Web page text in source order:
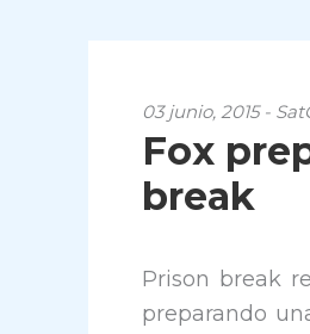
03 junio, 2015 -
Fox
break
Prison break
preparando